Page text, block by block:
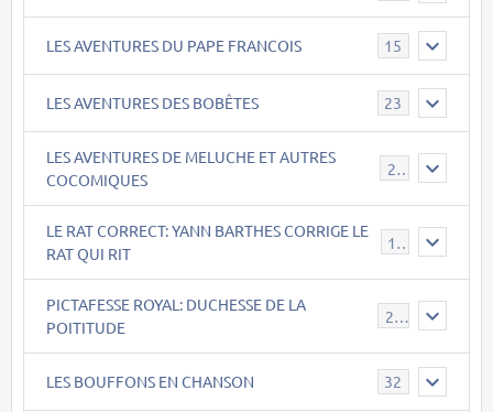
LES AVENTURES DU PAPE FRANCOIS 15
LES AVENTURES DES BOBÊTES 23
LES AVENTURES DE MELUCHE ET AUTRES
COCOMIQUES
22
LE RAT CORRECT: YANN BARTHES CORRIGE LE
RAT QUI RIT
15
PICTAFESSE ROYAL: DUCHESSE DE LA
POITITUDE
23
LES BOUFFONS EN CHANSON 32